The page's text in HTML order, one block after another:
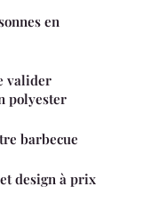
en
valider
polyester
barbecue
design à prix